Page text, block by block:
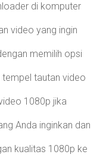
di komputer
video yang ingin
memilih opsi
tautan video
1080p jika
Anda inginkan dan
kualitas 1080p ke